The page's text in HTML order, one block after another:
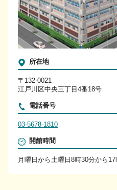
所在地
〒132-0021
江戸川区中央三丁目4番18号
電話番号
03-5678-1810
開館時間
月曜日から土曜日8時30分から